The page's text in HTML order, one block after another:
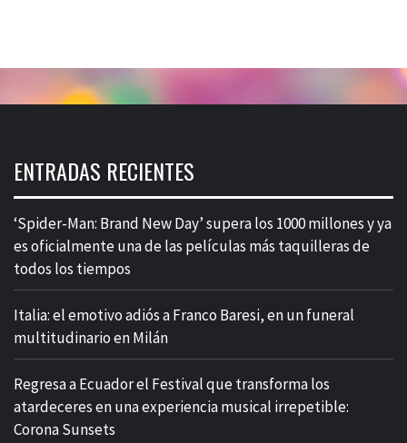
ENTRADAS RECIENTES
‘Spider-Man: Brand New Day’ supera los 1000 millones y ya
es oficialmente una de las películas más taquilleras de
todos los tiempos
Italia: el emotivo adiós a Franco Baresi, en un funeral
multitudinario en Milán
Regresa a Ecuador el Festival que transforma los
atardeceres en una experiencia musical irrepetible:
Corona Sunsets